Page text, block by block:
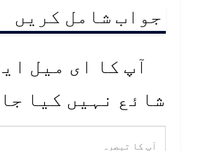
جواب شامل کریں
آپ کا ای میل
شائع نہیں کیا